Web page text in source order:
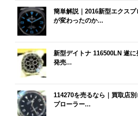
簡単解説｜2016新型エクスプ
が変わったのか...
新型デイトナ 116500LN 遂
発売...
114270を売るなら｜買取店
プローラー...